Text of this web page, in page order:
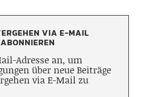
VIA E-MAIL
ABONNIEREN
Adresse an, um
über neue Beiträge
via E-Mail zu